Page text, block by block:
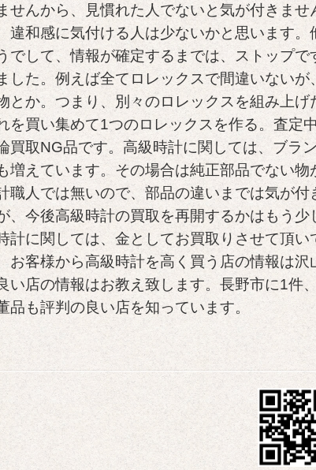
せんから、見慣れた人でないと気が付きま
違和感に気付ける人は少ないかと思います
でして、情報が確定するまでは、ストップ
した。例えば全てロレックスで間違いない
とか。つまり、別々のロレックスを組み上
を買い集めて1つのロレックスを作る。査定
買取NG品です。高級時計に関しては、ブラ
増えています。その場合は純正部品でない
職人では無いので、部品の違いまでは気が
、今後高級時計の買取を再開するかはもう
計に関しては、金としてお買取りさせて頂
お客様から高級時計を高く買う店の情報は
い店の情報はお教え致します。長野市に1件
品も評判の良い店を知っています。